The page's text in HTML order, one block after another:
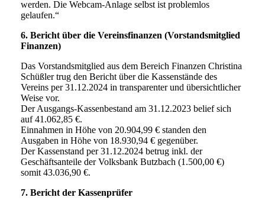
werden. Die Webcam-Anlage selbst ist problemlos
gelaufen.“
6. Bericht über die Vereinsfinanzen (Vorstandsmitglied
Finanzen)
Das Vorstandsmitglied aus dem Bereich Finanzen Christina
Schüßler trug den Bericht über die Kassenstände des
Vereins per 31.12.2024 in transparenter und übersichtlicher
Weise vor.
Der Ausgangs-Kassenbestand am 31.12.2023 belief sich
auf 41.062,85 €.
Einnahmen in Höhe von 20.904,99 € standen den
Ausgaben in Höhe von 18.930,94 € gegenüber.
Der Kassenstand per 31.12.2024 betrug inkl. der
Geschäftsanteile der Volksbank Butzbach (1.500,00 €)
somit 43.036,90 €.
7. Bericht der Kassenprüfer